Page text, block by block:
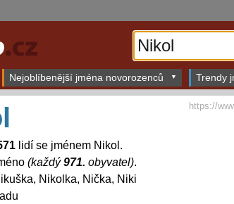
Nejoblíbenější jména novorozenců Trendy
lidí se jménem Nikol.
(každý971. obyvatel).
Nikolka, Nička, Niki
https://